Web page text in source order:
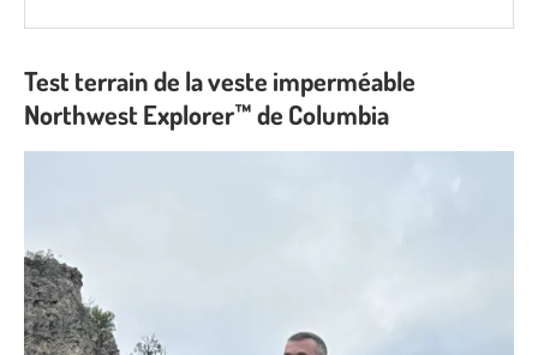
Test terrain de la veste imperméable
Northwest Explorer™ de Columbia